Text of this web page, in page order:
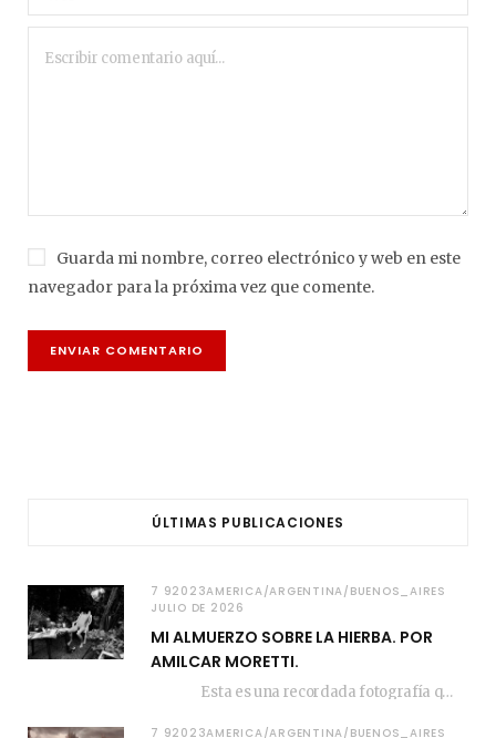
Guarda mi nombre, correo electrónico y web en este
navegador para la próxima vez que comente.
ÚLTIMAS PUBLICACIONES
7 92023AMERICA/ARGENTINA/BUENOS_AIRES
JULIO DE 2026
MI ALMUERZO SOBRE LA HIERBA. POR
AMILCAR MORETTI.
Esta es una recordada fotografía que registré…
7 92023AMERICA/ARGENTINA/BUENOS_AIRES